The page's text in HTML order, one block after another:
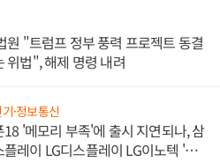
원 "트럼프 정부 풍력 프로젝트 동결
위법", 해제 명령 내려
·정보통신
18 '메모리 부족'에 출시 지연되나, 삼
레이 LG디스플레이 LG이노텍 '탈